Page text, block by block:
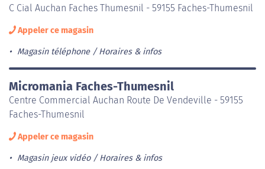
C Cial Auchan Faches Thumesnil - 59155 Faches-Thumesnil
Appeler ce magasin
Magasin téléphone Horaires & infos
Micromania Faches-Thumesnil
Centre Commercial Auchan Route De Vendeville - 59155
Faches-Thumesnil
Appeler ce magasin
Magasin jeux vidéo Horaires & infos